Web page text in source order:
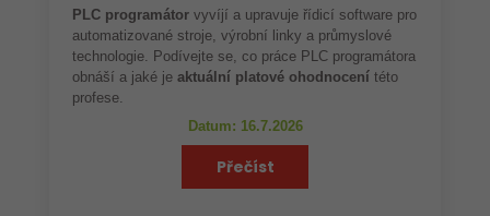
PLC programátor vyvíjí a upravuje řídicí software pro
automatizované stroje, výrobní linky a průmyslové
technologie. Podívejte se, co práce PLC programátora
obnáší a jaké je aktuální platové ohodnocení této
profese.
Datum: 16.7.2026
Přečíst